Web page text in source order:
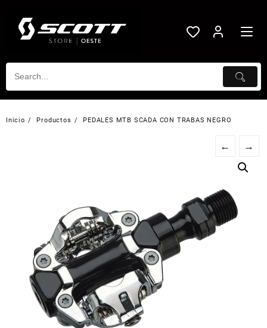
contenido
Inicio Productos PEDALES MTB SCADA CON TRABAS NEGRO
← →